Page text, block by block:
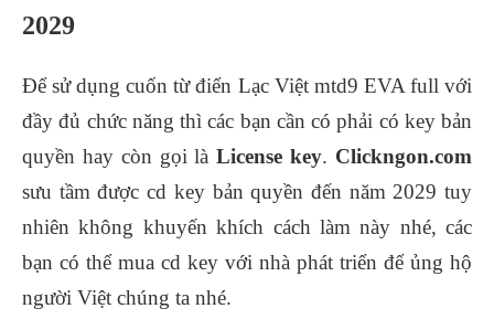
2029
Để sử dụng cuốn từ điển Lạc Việt mtd9 EVA full với
đầy đủ chức năng thì các bạn cần có phải có key bản
quyền hay còn gọi làLicense key. Clickngon.com
sưu tầm được cd key bản quyền đến năm 2029 tuy
nhiên không khuyến khích cách làm này nhé, các
bạn có thể mua cd key với nhà phát triển để ủng hộ
người Việt chúng ta nhé.